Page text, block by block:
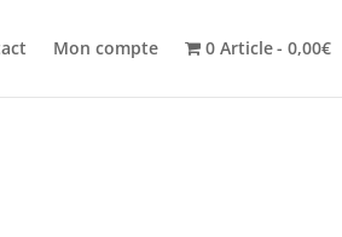
Mon compte 0 Article 0,00€